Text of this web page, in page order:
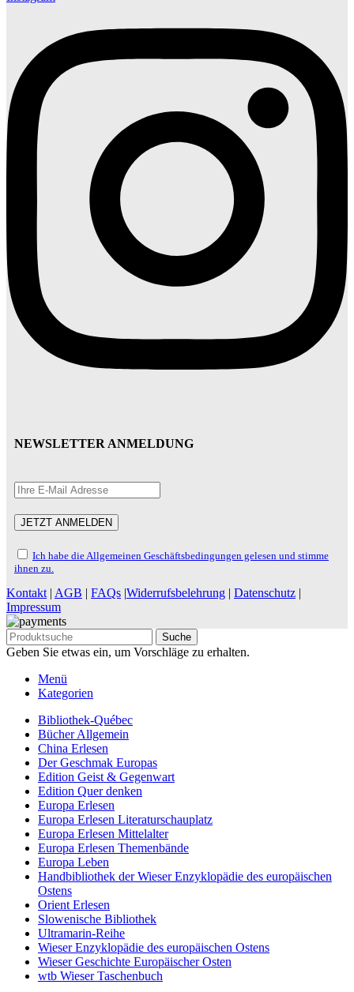
NEWSLETTER ANMELDUNG
Ich habe die Allgemeinen Geschäftsbedingungen gelesen und stimme
ihnen zu.
Kontakt | AGB | FAQs |Widerrufsbelehrung | Datenschutz |
Impressum
Suche
Geben Sie etwas ein, um Vorschläge zu erhalten.
Menü
Kategorien
Bibliothek-Québec
Bücher Allgemein
China Erlesen
Der Geschmak Europas
Edition Geist & Gegenwart
Edition Quer denken
Europa Erlesen
Europa Erlesen Literaturschauplatz
Europa Erlesen Mittelalter
Europa Erlesen Themenbände
Europa Leben
Handbibliothek der Wieser Enzyklopädie des europäischen
Ostens
Orient Erlesen
Slowenische Bibliothek
Ultramarin-Reihe
Wieser Enzyklopädie des europäischen Ostens
Wieser Geschichte Europäischer Osten
wtb Wieser Taschenbuch